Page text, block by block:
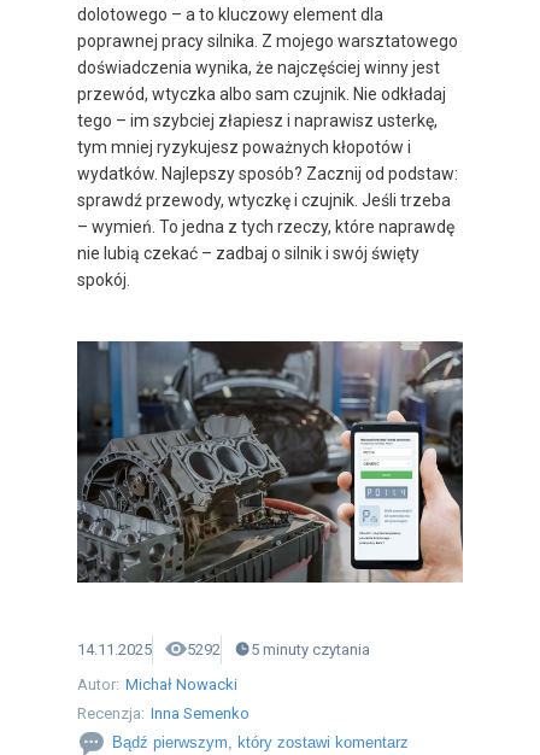
dolotowego – a to kluczowy element dla
poprawnej pracy silnika. Z mojego warsztatowego
doświadczenia wynika, że najczęściej winny jest
przewód, wtyczka albo sam czujnik. Nie odkładaj
tego – im szybciej złapiesz i naprawisz usterkę,
tym mniej ryzykujesz poważnych kłopotów i
wydatków. Najlepszy sposób? Zacznij od podstaw:
sprawdź przewody, wtyczkę i czujnik. Jeśli trzeba
– wymień. To jedna z tych rzeczy, które naprawdę
nie lubią czekać – zadbaj o silnik i swój święty
spokój.
14.11.2025 5292 5 minuty czytania
Autor: Michał Nowacki
Recenzja: Inna Semenko
Bądź pierwszym, który zostawi komentarz